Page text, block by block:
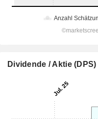
Dividende / Aktie (DPS)